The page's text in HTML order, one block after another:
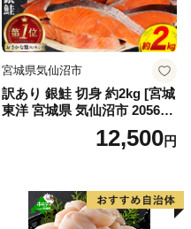
宮城県気仙沼市
訳あり 銀鮭 切身 約2kg [宮城
東洋 宮城県 気仙沼市 205649
91] 鮭 魚介類 海鮮 訳アリ 規
格外 不揃い さけ サケ 鮭切身
切り身 魚 わけあり
12,500円